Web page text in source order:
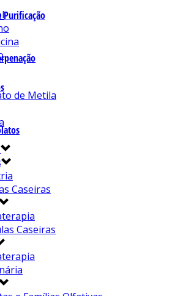
Purificação
de Metila
Caseiras
Caseiras